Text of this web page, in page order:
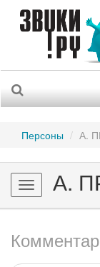
Персоны А.
Toggle
navigation
А.